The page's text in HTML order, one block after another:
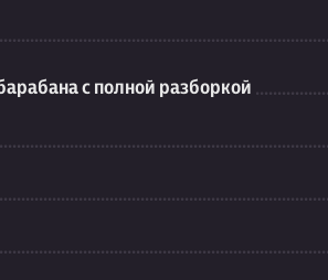
с полной разборкой